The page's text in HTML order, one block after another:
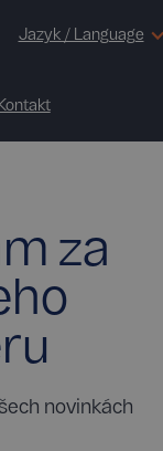
Jazyk / Language
za
novinkách